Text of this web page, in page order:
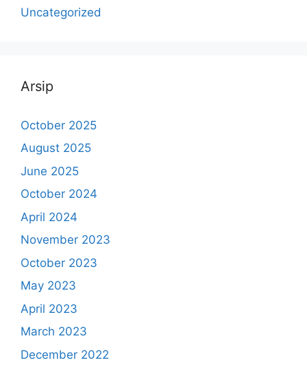
Uncategorized
Arsip
October 2025
August 2025
June 2025
October 2024
April 2024
November 2023
October 2023
May 2023
April 2023
March 2023
December 2022